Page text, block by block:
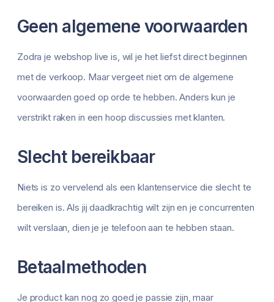
Geen algemene voorwaarden
Zodra je webshop live is, wil je het liefst direct beginnen
met de verkoop. Maar vergeet niet om de algemene
voorwaarden goed op orde te hebben. Anders kun je
verstrikt raken in een hoop discussies met klanten.
Slecht bereikbaar
Niets is zo vervelend als een klantenservice die slecht te
bereiken is. Als jij daadkrachtig wilt zijn en je concurrenten
wilt verslaan, dien je je telefoon aan te hebben staan.
Betaalmethoden
Je product kan nog zo goed je passie zijn, maar